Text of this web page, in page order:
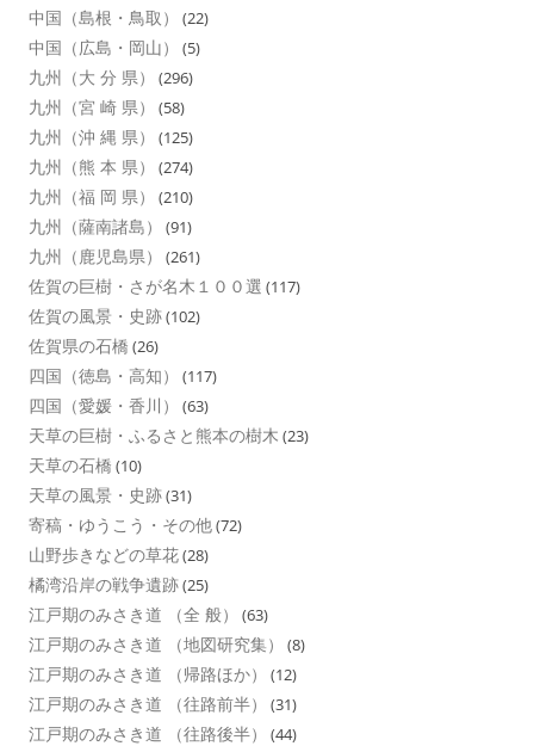
中国（島根・鳥取） (22)
中国（広島・岡山） (5)
九州（大 分 県） (296)
九州（宮 崎 県） (58)
九州（沖 縄 県） (125)
九州（熊 本 県） (274)
九州（福 岡 県） (210)
九州（薩南諸島） (91)
九州（鹿児島県） (261)
佐賀の巨樹・さが名木１００選 (117)
佐賀の風景・史跡(102)
佐賀県の石橋 (26)
四国（徳島・高知） (117)
四国（愛媛・香川） (63)
天草の巨樹・ふるさと熊本の樹木 (23)
天草の石橋 (10)
天草の風景・史跡(31)
寄稿・ゆうこう・その他(72)
山野歩きなどの草花(28)
橘湾沿岸の戦争遺跡(25)
江戸期のみさき道 （全 般） (63)
江戸期のみさき道 （地図研究集） (8)
江戸期のみさき道 （帰路ほか） (12)
江戸期のみさき道 （往路前半） (31)
江戸期のみさき道 （往路後半） (44)